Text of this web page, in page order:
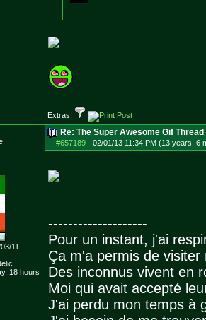
Extras:
11
18 hours
Re: The Super Awesome Gif Thread
#657189- 02/01/13 11:34 PM (13 years, 6
--------------------
Pour un instant, j'ai
Ça m'a permis de visiter
Des inconnus vivent en
Moi qui avait accepté
J'ai perdu mon temps à